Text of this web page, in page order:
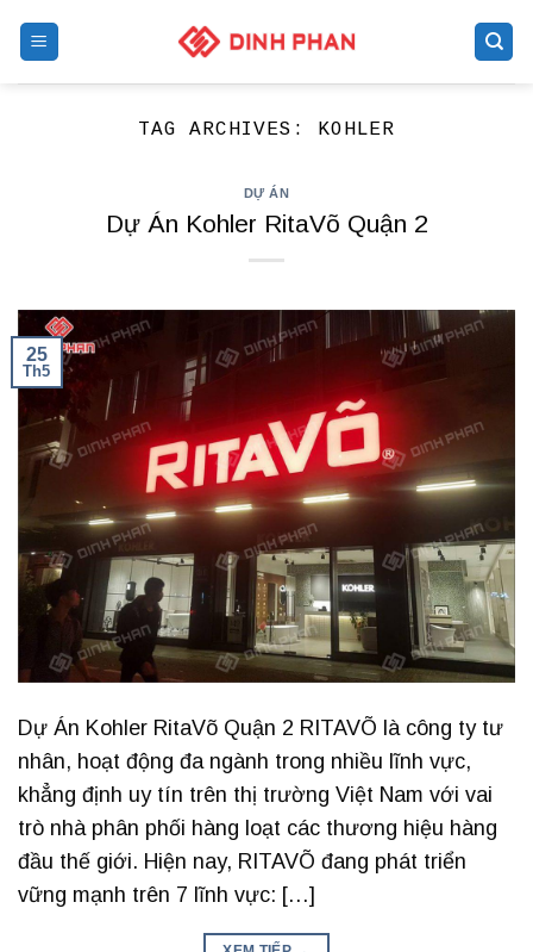
TAG ARCHIVES: KOHLER
DỰ ÁN
Dự Án Kohler RitaVõ Quận 2
25
Th5
Dự Án Kohler RitaVõ Quận 2 RITAVÕ là công ty tư
nhân, hoạt động đa ngành trong nhiều lĩnh vực,
khẳng định uy tín trên thị trường Việt Nam với vai
trò nhà phân phối hàng loạt các thương hiệu hàng
đầu thế giới. Hiện nay, RITAVÕ đang phát triển
vững mạnh trên 7 lĩnh vực: […]